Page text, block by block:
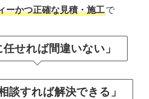
ーかつ正確な見積・施工で
任せれば間違いない」
談すれば解決できる」